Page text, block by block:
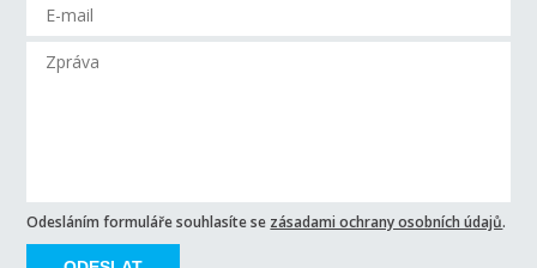
Odesláním formuláře souhlasíte se zásadami ochrany osobních údajů.